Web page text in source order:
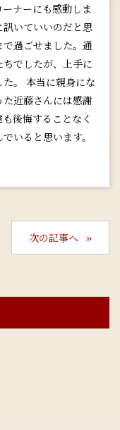
ナーにも感動しま
いていいのだと思
過ごせました。通
でしたが、上手に
。 本当に親身にな
近藤さんには感謝
後悔することなく
いると思います。
次の記事へ